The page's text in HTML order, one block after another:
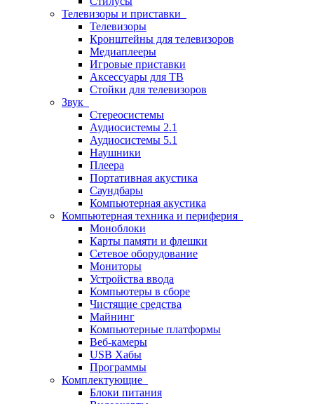
Телевизоры и приставки
Телевизоры
Кронштейны для телевизоров
Медиаплееры
Игровые приставки
Аксессуары для ТВ
Стойки для телевизоров
Звук
Стереосистемы
Аудиосистемы 2.1
Аудиосистемы 5.1
Наушники
Плеера
Портативная акустика
Саундбары
Компьютерная акустика
Компьютерная техника и периферия
Моноблоки
Карты памяти и флешки
Сетевое оборудование
Мониторы
Устройства ввода
Компьютеры в сборе
Чистящие средства
Майнинг
Компьютерные платформы
Веб-камеры
USB Хабы
Программы
Комплектующие
Блоки питания